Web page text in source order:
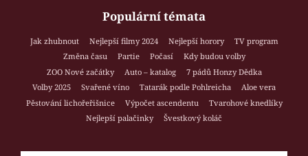
Populární témata
Jak zhubnout Nejlepší filmy 2024 Nejlepší horory
TV program
Změna času
Partie Počasí
Kdy budou volby
ZOO Nové začátky
Auto – katalog
7 pádů Honzy Dědka
Volby 2025
Svařené víno Tatarák podle Pohlreicha
Aloe vera
Pěstování lichořeřišnice
Výpočet ascendentu
Tvarohové knedlíky
Nejlepší palačinky
Švestkový koláč